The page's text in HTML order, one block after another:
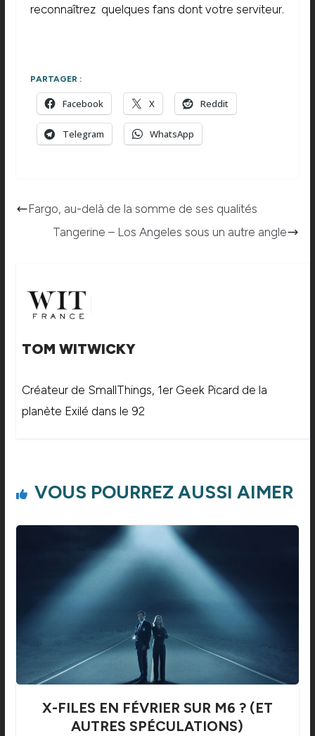
reconnaîtrez quelques fans dont votre serviteur.
PARTAGER :
Facebook X Reddit
Telegram WhatsApp
Fargo, au-delà de la somme de ses qualités
Tangerine – Los Angeles sous un autre angle
TOM WITWICKY
Créateur de SmallThings, 1er Geek Picard de la
planète Exilé dans le 92
VOUS POURREZ AUSSI AIMER
X-FILES EN FÉVRIER SUR M6 ? (ET
AUTRES SPÉCULATIONS)